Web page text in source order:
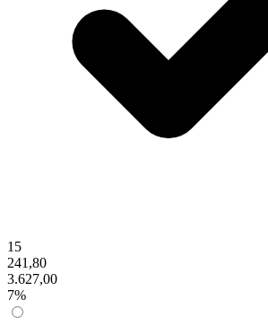
15
241,80
3.627,00
7%